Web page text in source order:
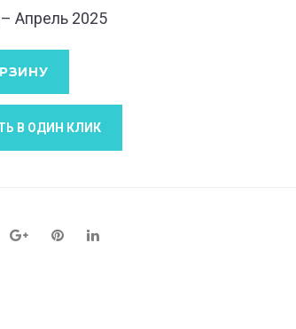
Апрель 2025
В ОДИН КЛИК